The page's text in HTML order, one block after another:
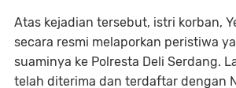
Atas kejadian tersebut, istri korban,
secara resmi melaporkan peristiwa
suaminya ke Polresta Deli Serdang.
telah diterima dan terdaftar dengan